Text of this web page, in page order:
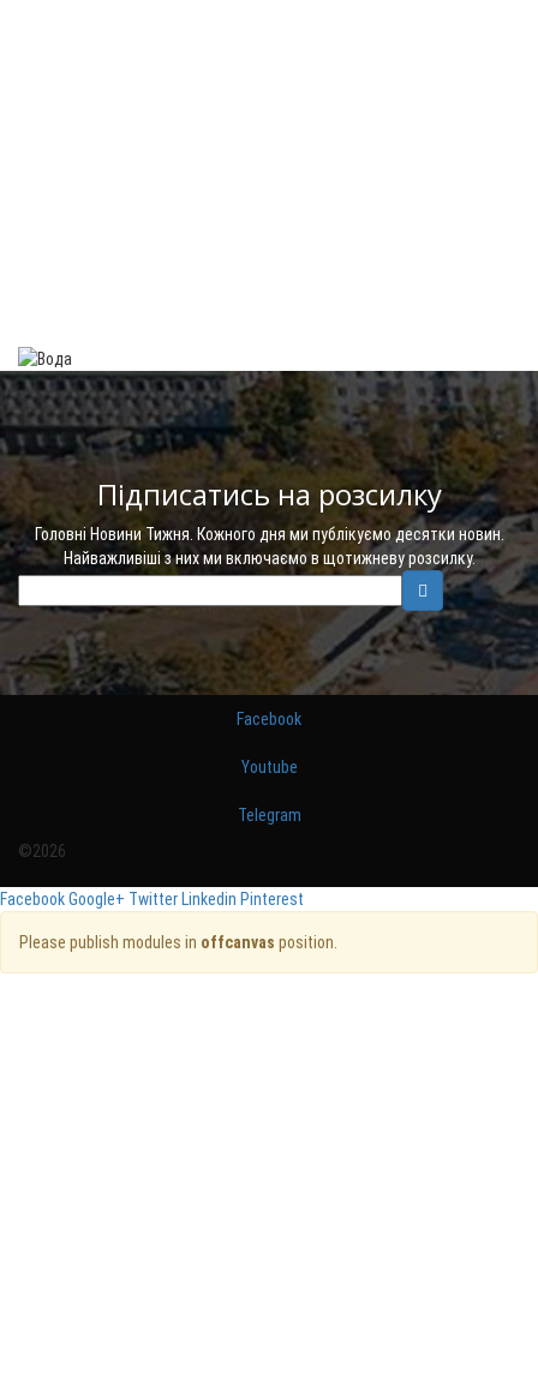
Підписатись на розсилку
Головні Новини Тижня. Кожного дня ми публікуємо десятки новин.
Найважливіші з них ми включаємо в щотижневу розсилку.
Facebook
Youtube
Telegram
©2026
FacebookGoogle+ Twitter Linkedin Pinterest
Please publish modules in offcanvas position.